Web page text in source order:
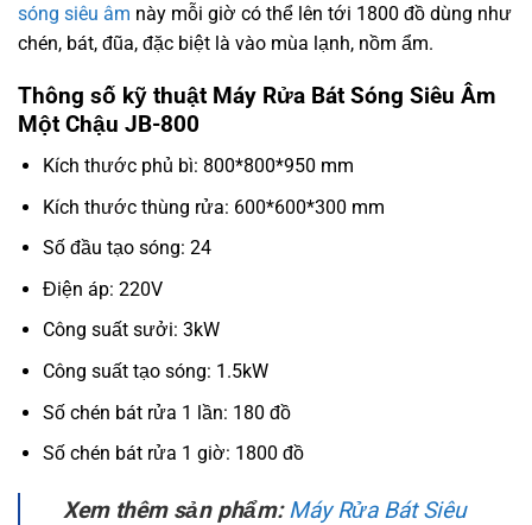
sóng siêu âm này mỗi giờ có thể lên tới 1800 đồ dùng như
chén, bát, đũa, đặc biệt là vào mùa lạnh, nồm ẩm.
Thông số kỹ thuật Máy Rửa Bát Sóng Siêu Âm
Một Chậu JB-800
Kích thước phủ bì: 800*800*950 mm
Kích thước thùng rửa: 600*600*300 mm
Số đầu tạo sóng: 24
Điện áp: 220V
Công suất sưởi: 3kW
Công suất tạo sóng: 1.5kW
Số chén bát rửa 1 lần: 180 đồ
Số chén bát rửa 1 giờ: 1800 đồ
Xem thêm sản phẩm: Máy Rửa Bát Siêu